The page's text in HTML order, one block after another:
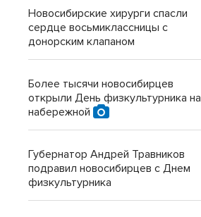
Новосибирские хирурги спасли
сердце восьмиклассницы с
донорским клапаном
Более тысячи новосибирцев
открыли День физкультурника на
набережной
Губернатор Андрей Травников
подравил новосибирцев с Днем
физкультурника